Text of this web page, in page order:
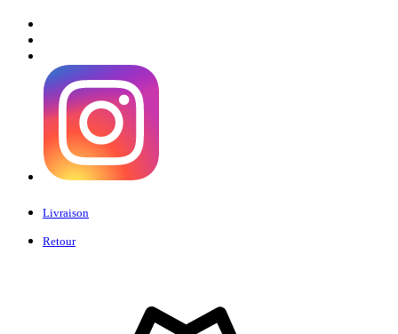
Livraison
Retour